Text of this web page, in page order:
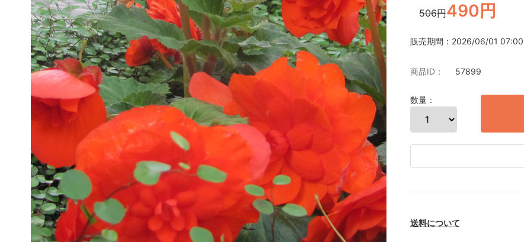
506円490円
販売期間：2026/06/01
商品ID： 57899
数量：
送料について